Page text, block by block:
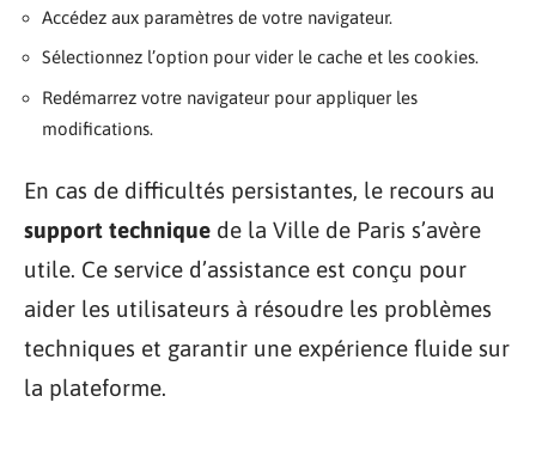
Accédez aux paramètres de votre navigateur.
Sélectionnez l’option pour vider le cache et les cookies.
Redémarrez votre navigateur pour appliquer les
modifications.
En cas de difficultés persistantes, le recours au
support technique de la Ville de Paris s’avère
utile. Ce service d’assistance est conçu pour
aider les utilisateurs à résoudre les problèmes
techniques et garantir une expérience fluide sur
la plateforme.